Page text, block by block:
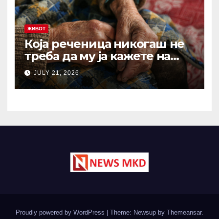
ЖИВОТ
Која реченица никогаш не
треба да му ја кажете на
вашиот остарен родител?
Зборови што отвораат рани
кои никогаш не
JULY 21, 2026
Proudly powered by WordPress Theme: Newsup by Themeansar.